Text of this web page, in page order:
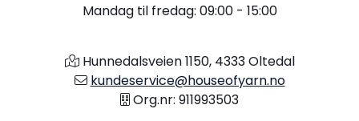
Mandag til fredag: 09:00 - 15:00
Hunnedalsveien 1150, 4333 Oltedal
kundeservice@houseofyarn.no
Org.nr: 911993503